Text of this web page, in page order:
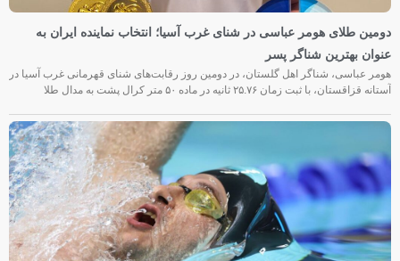
دومین طلای هومر عباسی در شنای غرب آسیا؛ انتخاب نماینده ایران به
عنوان بهترین شناگر پسر
هومر عباسی، شناگر اهل گلستان، در دومین روز رقابت‌های شنای قهرمانی غرب آسیا در
آستانه قزاقستان، با ثبت زمان ۲۵.۷۶ ثانیه در ماده ۵۰ متر کرال پشت به مدال طلا